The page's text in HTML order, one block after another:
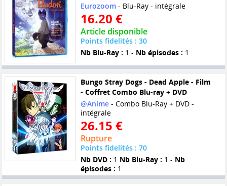
Eurozoom- Blu-Ray - intégrale
16.20 €
Article disponible
Points fidelités : 30
Nb Blu-Ray : 1 - Nb épisodes : 1
Bungo Stray Dogs - Dead Apple - Film
- Coffret Combo Blu-ray + DVD
@Anime- Combo Blu-Ray + DVD -
intégrale
26.15 €
Rupture
Points fidelités : 70
Nb DVD : 1 Nb Blu-Ray : 1 - Nb
épisodes : 1